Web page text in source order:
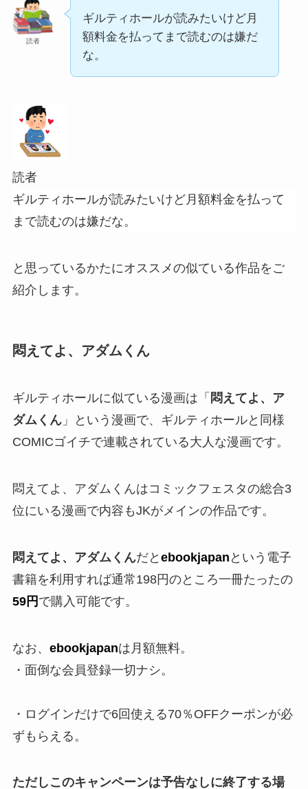
読者
ギルティホールが読みたいけど月
額料金を払ってまで読むのは嫌だ
な。
読者
ギルティホールが読みたいけど月額料金を払って
まで読むのは嫌だな。
と思っているかたにオススメの似ている作品をご
紹介します。
悶えてよ、アダムくん
ギルティホールに似ている漫画は「 悶えてよ、ア
ダムくん」という漫画で、ギルティホールと同様
COMICゴイチで連載されている大人な漫画です。
悶えてよ、アダムくんはコミックフェスタの総合3
位にいる漫画で内容もJKがメインの作品です。
悶えてよ、アダムくんだと ebookjapan という電子
書籍を利用すれば通常198円のところ一冊たったの
59円 で購入可能です。
なお、 ebookjapanは月額無料。
・面倒な会員登録一切ナシ。
・ログインだけで6回使える70％OFFクーポンが必
ずもらえる。
ただしこのキャンペーンは予告なしに終了する場